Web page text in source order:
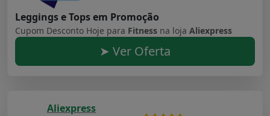
Leggings e Tops em Promoção
Cupom Desconto Hoje para Fitness na loja Aliexpress
➤ Ver Oferta
Aliexpress